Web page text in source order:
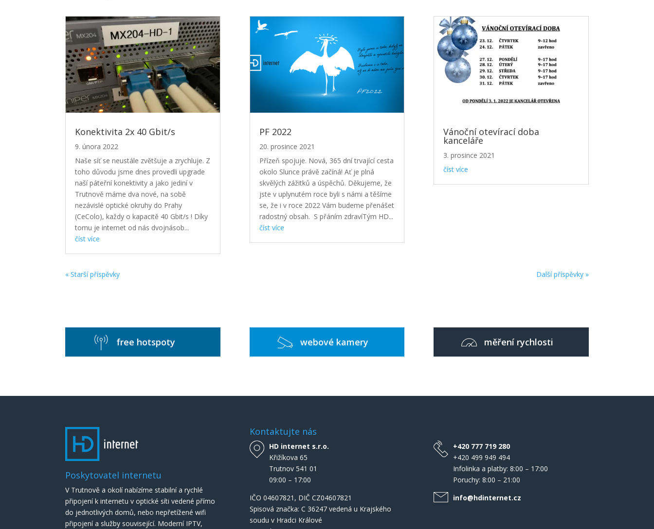
Konektivita 2x 40 Gbit/s
9. února 2022
Naše síť se neustále zvětšuje a zrychluje. Z
toho důvodu jsme dnes provedli upgrade
naší páteřní konektivity a jako jediní v
Trutnově máme dva nové, na sobě
nezávislé optické okruhy do Prahy
(CeColo), každy o kapacitě 40 Gbit/s ! Díky
tomu je internet od nás dvojnásob...
číst více
PF 2022
20. prosince 2021
Přízeň spojuje. Nová, 365 dní trvající cesta
okolo Slunce právě začíná! Ať je plná
skvělých zážitků a úspěchů. Děkujeme, že
jste v uplynutém roce byli s námi a těšíme
se, že i v roce 2022 Vám budeme přenášet
radostný obsah. S přáním zdravíTým HD...
číst více
Vánoční otevírací doba
kanceláře
3. prosince 2021
číst více
« Starší příspěvky Další příspěvky »
free hotspoty webové kamery měření rychlosti
Poskytovatel internetu
V Trutnově a okolí nabízíme stabilní a rychlé
připojení k internetu v optické síti vedené přímo
do jednotlivých domů, nebo nepřetížené wifi
připojení a služby související. Moderní IPTV,
Kontaktujte nás
HD internet s.r.o.
Křižíkova 65
Trutnov 541 01
09:00 – 17:00
IČO 04607821 , DIČ CZ04607821
Spisová značka: C 36247 vedená u Krajského
soudu v Hradci Králové
+420 777 719 280
+420 499 949 494
Infolinka a platby: 8:00 – 17:00
Poruchy: 8:00 – 21:00
info@hdinternet.cz